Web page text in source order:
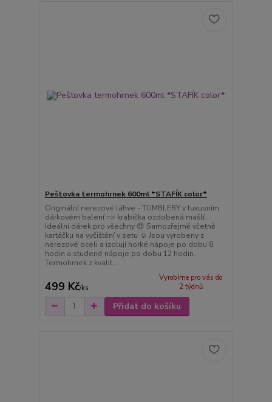
Peštovka termohrnek 600ml *STAFÍK color*
Originální nerezové láhve - TUMBLERY v luxusním
dárkovém balení => krabička ozdobená mašlí.
Ideální dárek pro všechny 😍 Samozřejmě včetně
kartáčku na vyčištění v setu ☺️ Jsou vyrobeny z
nerezové oceli a izolují horké nápoje po dobu 8
hodin a studené nápoje po dobu 12 hodin.
Termohrnek z kvalit...
499 Kč/ks
Vyrobíme pro vás do
2 týdnů
Přidat do košíku